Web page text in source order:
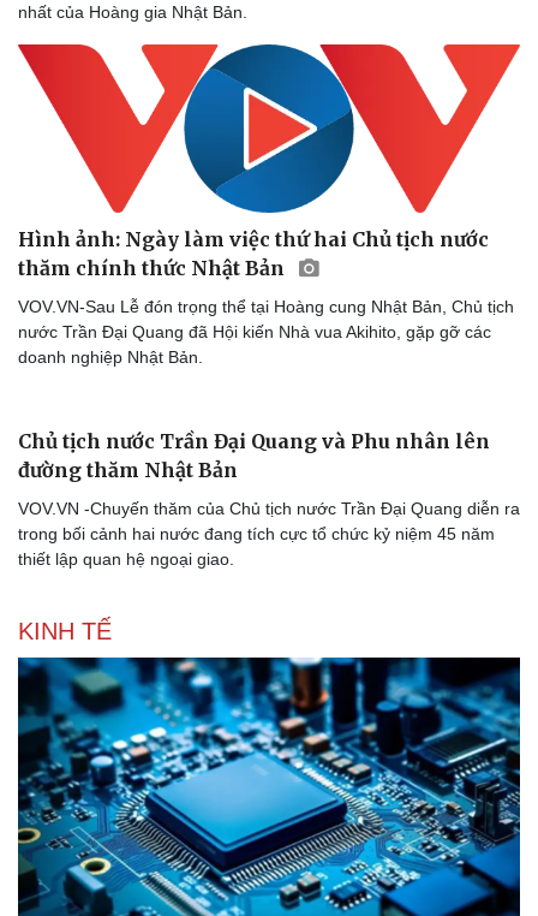
Doanh nghiệp
Thông tin doanh nghiệp
Doanh nghiệp 24h
Doanh nhân
Vì cộng đồng
Công nghệ
Sành điệu
Tin Công nghệ
Trải nghiệm
Chuyển đổi số
nhất của Hoàng gia Nhật Bản.
Hình ảnh: Ngày làm việc thứ hai Chủ tịch nước
thăm chính thức Nhật Bản
VOV.VN-Sau Lễ đón trọng thể tại Hoàng cung Nhật Bản, Chủ tịch
nước Trần Đại Quang đã Hội kiến Nhà vua Akihito, gặp gỡ các
doanh nghiệp Nhật Bản.
đường thăm Nhật Bản
trong bối cảnh hai nước đang tích cực tổ chức kỷ niệm 45 năm
thiết lập quan hệ ngoại giao.
KINH TẾ